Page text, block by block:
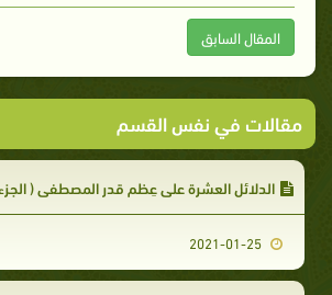
المقال السابق
مقالات في نفس القسم
الدلائل العشرة على عِظم قدر المصطفى ( الجزء